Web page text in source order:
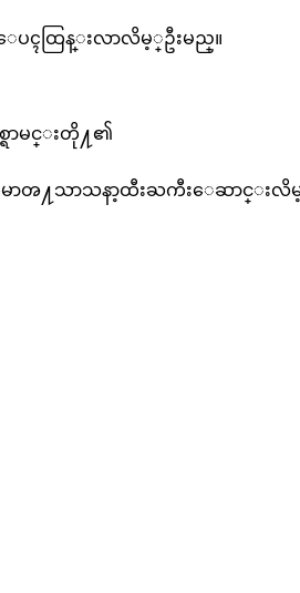
ေပၚထြန္းလာလိမ့္ဦးမည္။
ရာမင္းတို႔၏
မာၻ႔သာသနာ့ထီးႀကီးေဆာင္းလိ